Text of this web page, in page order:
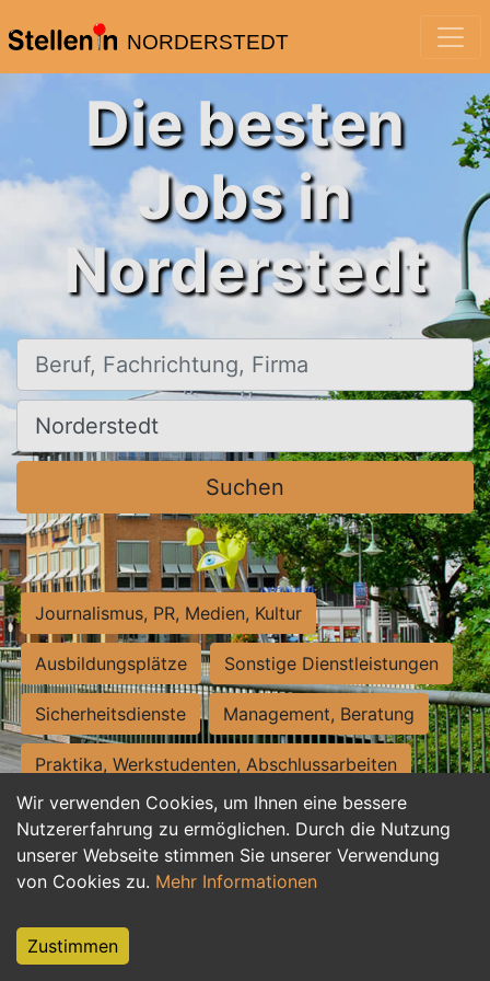
NORDERSTEDT
Wir verwenden Cookies, um Ihnen eine bessere
Nutzererfahrung zu ermöglichen. Durch die Nutzung
unserer Webseite stimmen Sie unserer Verwendung
von Cookies zu. Mehr Informationen
Zustimmen
Die besten
Jobs in
Norderstedt
Beruf, Fachrichtung, Firma
Ort, Stadt
Suchen
Journalismus, PR, Medien, Kultur
Ausbildungsplätze Sonstige Dienstleistungen
Sicherheitsdienste Management, Beratung
Praktika, Werkstudenten, Abschlussarbeiten
Personalwesen Assistenz, Sekretariat
Hilfskräfte, Aushilfs- und Nebenjobs
Weiterbildung, Studium, duale Ausbildung